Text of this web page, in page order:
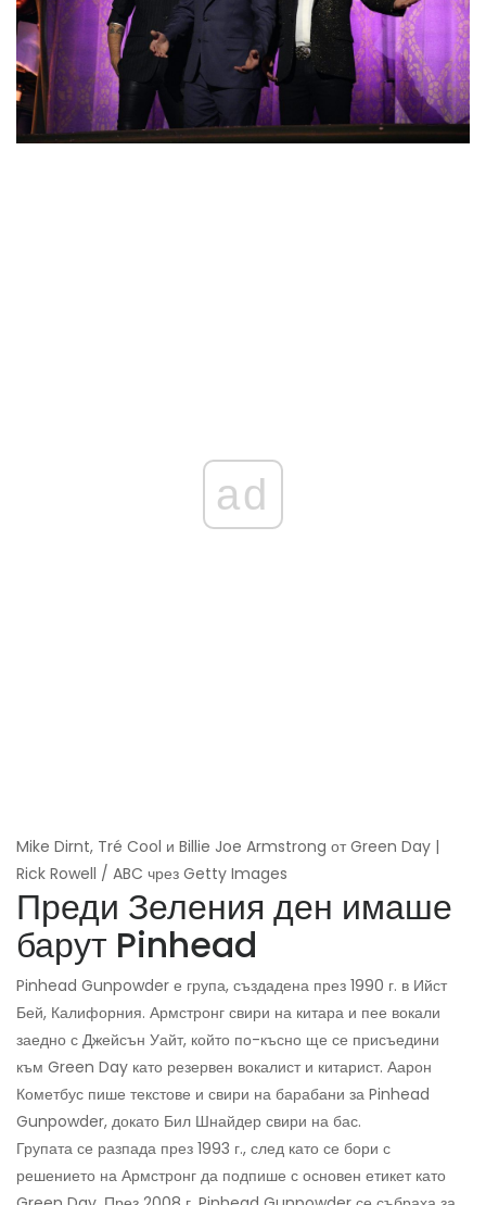
ad
Mike Dirnt, Tré Cool и Billie Joe Armstrong от Green Day |
Rick Rowell / ABC чрез Getty Images
Преди Зеления ден имаше
барут Pinhead
Pinhead Gunpowder е група, създадена през 1990 г. в Ийст
Бей, Калифорния. Армстронг свири на китара и пее вокали
заедно с Джейсън Уайт, който по-късно ще се присъедини
към Green Day като резервен вокалист и китарист. Аарон
Кометбус пише текстове и свири на барабани за Pinhead
Gunpowder, докато Бил Шнайдер свири на бас.
Групата се разпада през 1993 г., след като се бори с
решението на Армстронг да подпише с основен етикет като